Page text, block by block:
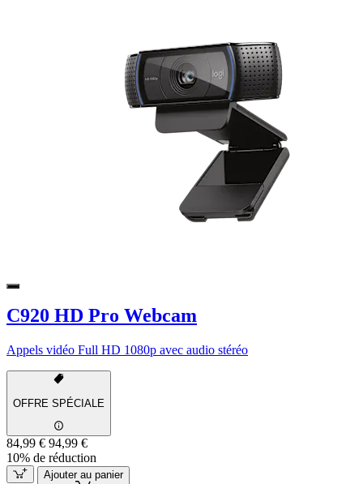
C920 HD Pro Webcam
Appels vidéo Full HD 1080p avec audio stéréo
OFFRE SPÉCIALE
84,99 € 94,99 €
10% de réduction
Ajouter au panier